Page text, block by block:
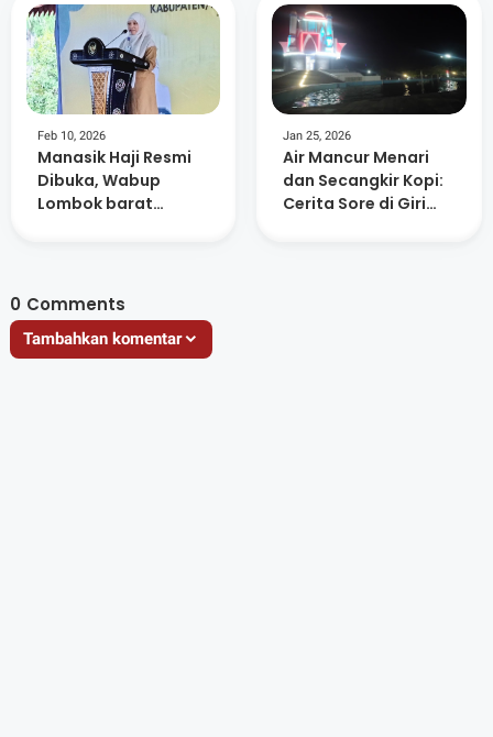
Feb 10, 2026
Manasik Haji Resmi
Dibuka, Wabup
Lombok barat
Jan 25, 2026
Air Mancur Menari
dan Secangkir Kopi:
Cerita Sore di Giri
0 Comments
Tambahkan komentar